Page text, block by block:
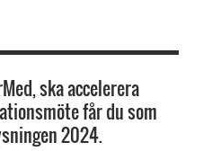
ska accelerera
får du som
2024.